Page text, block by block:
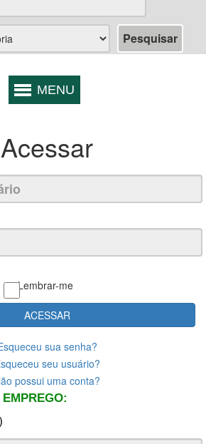
Acessar
Lembrar-me
ACESSAR
sua senha?
seu usuário?
possui uma conta?